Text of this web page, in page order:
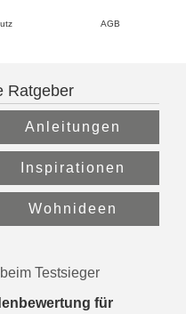
AGB
Ratgeber
Anleitungen
Inspirationen
Wohnideen
Testsieger
für